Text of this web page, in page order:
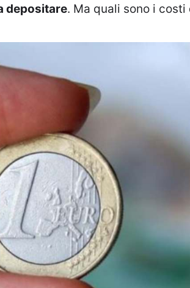
depositare. Ma quali sono i